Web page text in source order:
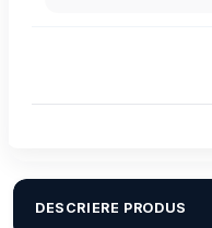
DESCRIERE PRODUS